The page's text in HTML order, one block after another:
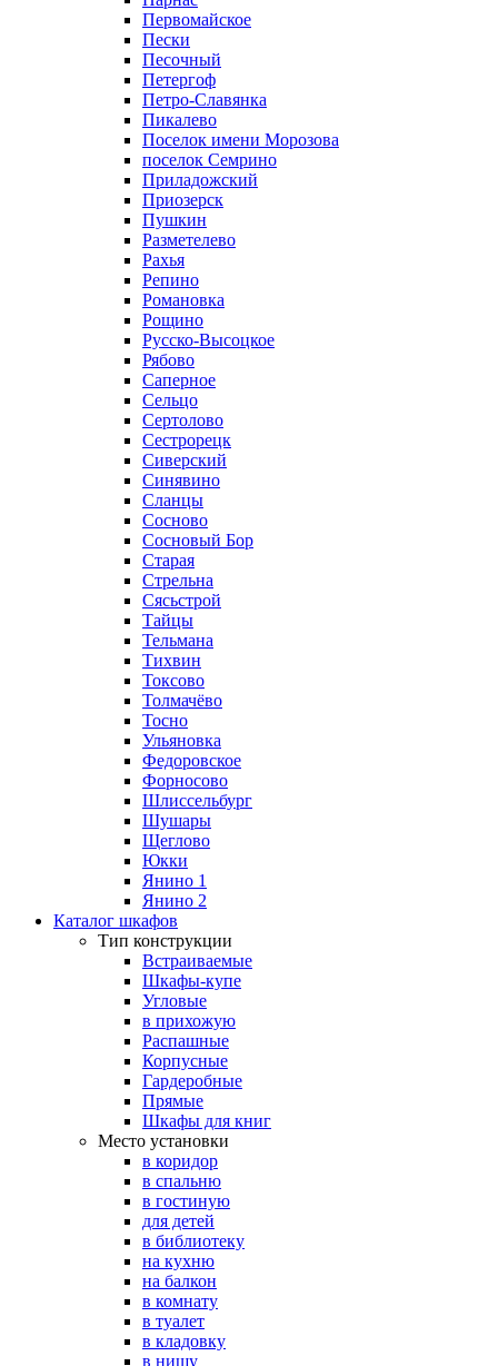
Первомайское
Пески
Песочный
Петергоф
Петро-Славянка
Пикалево
Поселок имени Морозова
поселок Семрино
Приладожский
Приозерск
Пушкин
Разметелево
Рахья
Репино
Романовка
Рощино
Русско-Высоцкое
Рябово
Саперное
Сельцо
Сертолово
Сестрорецк
Сиверский
Синявино
Сланцы
Сосново
Сосновый Бор
Старая
Стрельна
Сясьстрой
Тайцы
Тельмана
Тихвин
Токсово
Толмачёво
Тосно
Ульяновка
Федоровское
Форносово
Шлиссельбург
Шушары
Щеглово
Юкки
Янино 1
Янино 2
Каталог шкафов
Тип конструкции
Встраиваемые
Шкафы-купе
Угловые
в прихожую
Распашные
Корпусные
Гардеробные
Прямые
Шкафы для книг
Место установки
в коридор
в спальню
в гостиную
для детей
в библиотеку
на кухню
на балкон
в комнату
в туалет
в кладовку
в нишу